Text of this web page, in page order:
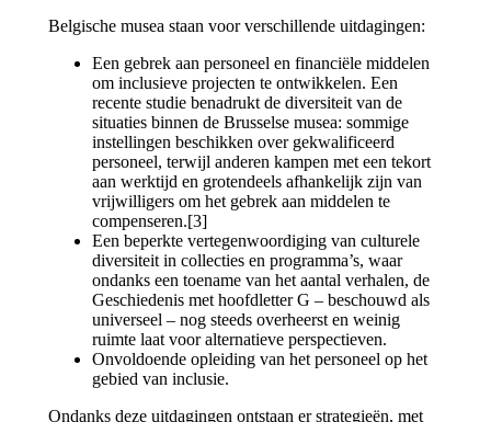
Belgische musea staan voor verschillende uitdagingen:
Een gebrek aan personeel en financiële middelen
om inclusieve projecten te ontwikkelen. Een
recente studie benadrukt de diversiteit van de
situaties binnen de Brusselse musea: sommige
instellingen beschikken over gekwalificeerd
personeel, terwijl anderen kampen met een tekort
aan werktijd en grotendeels afhankelijk zijn van
vrijwilligers om het gebrek aan middelen te
compenseren.[3]
Een beperkte vertegenwoordiging van culturele
diversiteit in collecties en programma’s, waar
ondanks een toename van het aantal verhalen, de
Geschiedenis met hoofdletter G – beschouwd als
universeel – nog steeds overheerst en weinig
ruimte laat voor alternatieve perspectieven.
Onvoldoende opleiding van het personeel op het
gebied van inclusie.
Ondanks deze uitdagingen ontstaan er strategieën, met